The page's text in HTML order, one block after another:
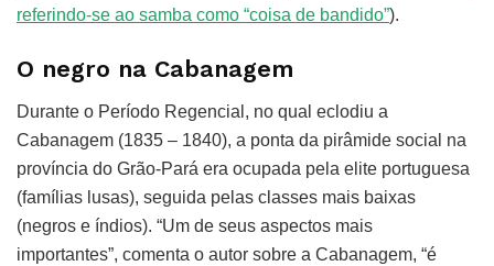
referindo-se ao samba como “coisa de bandido”).
O negro na Cabanagem
Durante o Período Regencial, no qual eclodiu a
Cabanagem (1835 – 1840), a ponta da pirâmide social na
província do Grão-Pará era ocupada pela elite portuguesa
(famílias lusas), seguida pelas classes mais baixas
(negros e índios). “Um de seus aspectos mais
importantes”, comenta o autor sobre a Cabanagem, “é